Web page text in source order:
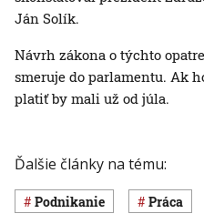
Ján Solík.
Návrh zákona o týchto
smeruje do parlamentu. Ak
platiť by mali už od júla.
Ďalšie články na tému:
Podnikanie Práca